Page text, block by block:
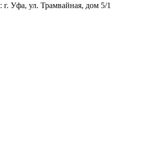
: г. Уфа, ул. Трамвайная, дом 5/1